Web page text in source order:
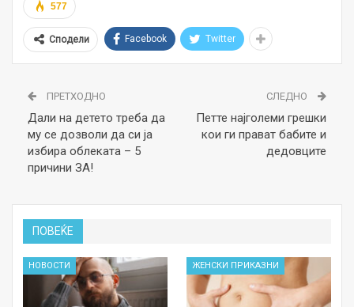
577
Сподели Facebook Twitter
ПРЕТХОДНО
Дали на детето треба да
му се дозволи да си ја
избира облеката – 5
причини ЗА!
СЛЕДНО
Петте најголеми грешки
кои ги прават бабите и
дедовците
ПОВЕЌЕ
НОВОСТИ ЖЕНСКИ ПРИКАЗНИ